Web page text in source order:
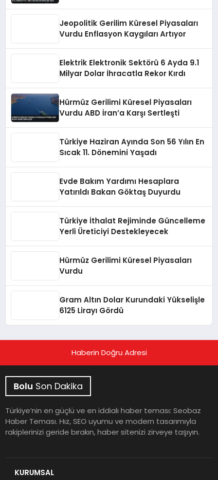
Jeopolitik Gerilim Küresel Piyasaları
Vurdu Enflasyon Kaygıları Artıyor
Elektrik Elektronik Sektörü 6 Ayda 9.1
Milyar Dolar İhracatla Rekor Kırdı
Hürmüz Gerilimi Küresel Piyasaları
Vurdu ABD İran’a Karşı Sertleşti
Türkiye Haziran Ayında Son 56 Yılın En
Sıcak 11. Dönemini Yaşadı
Evde Bakım Yardımı Hesaplara
Yatırıldı Bakan Göktaş Duyurdu
Türkiye İthalat Rejiminde Güncelleme
Yerli Üreticiyi Destekleyecek
Hürmüz Gerilimi Küresel Piyasaları
Vurdu
Gram Altın Dolar Kurundaki Yükselişle
6125 Lirayı Gördü
Haberin Doğru Adresi
Bolu Son Dakika
Türkiye’nin en güçlü ve en iddialı haber teması: Seobaz
Haber Teması. Hız, SEO uyumu ve modern tasarımıyla
rakiplerinizi geride bırakın, haber sitenizi zirveye taşıyın.
KURUMSAL